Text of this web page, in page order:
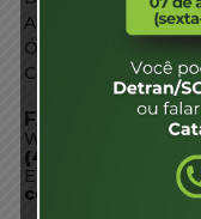
Acesso à
Órgãos do Governo
Conheça SC
FALE CONOSCO
WhatsApp:
(48) 3664-1800
E-mail: